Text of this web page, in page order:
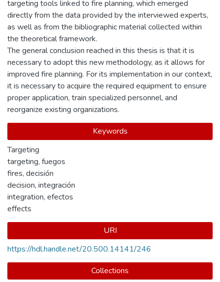
targeting tools linked to fire planning, which emerged
directly from the data provided by the interviewed experts,
as well as from the bibliographic material collected within
the theoretical framework.
The general conclusion reached in this thesis is that it is
necessary to adopt this new methodology, as it allows for
improved fire planning. For its implementation in our context,
it is necessary to acquire the required equipment to ensure
proper application, train specialized personnel, and
reorganize existing organizations.
Keywords
Targeting
targeting, fuegos
fires, decisión
decision, integración
integration, efectos
effects
URI
https://hdl.handle.net/20.500.14141/246
Collections